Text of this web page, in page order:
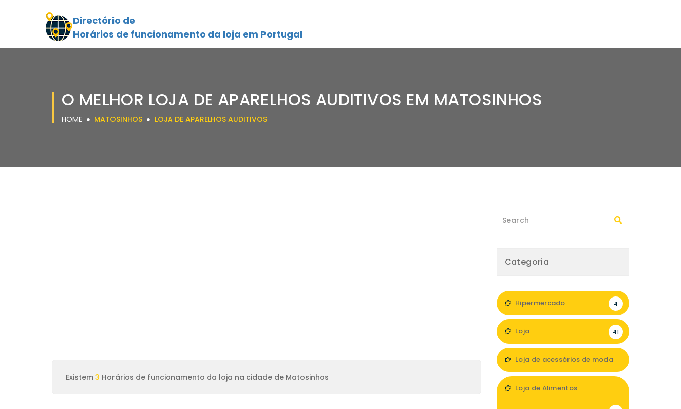
Directório de
Horários de funcionamento da loja em Portugal
O MELHOR LOJA DE APARELHOS AUDITIVOS EM MATOSINHOS
HOME MATOSINHOS LOJA DE APARELHOS AUDITIVOS
Existem 3 Horários de funcionamento da loja na cidade de Matosinhos
Categoria
Hipermercado 4
Loja 41
Loja de acessórios de moda
Loja de Alimentos